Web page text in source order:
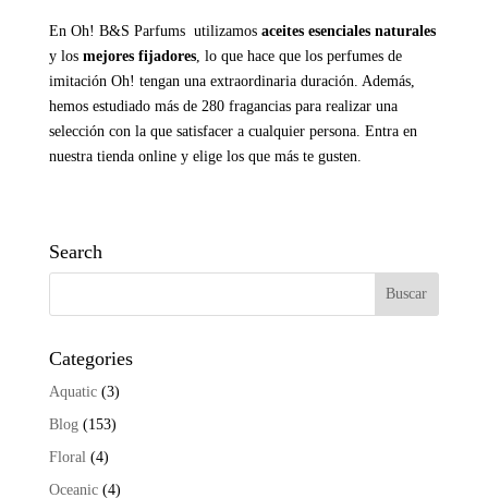
En Oh! B&S Parfums utilizamos aceites esenciales naturales
y los mejores fijadores, lo que hace que los perfumes de
imitación Oh! tengan una extraordinaria duración. Además,
hemos estudiado más de 280 fragancias para realizar una
selección con la que satisfacer a cualquier persona. Entra en
nuestra tienda onliney elige los que más te gusten.
Search
Categories
Aquatic(3)
Blog(153)
Floral (4)
Oceanic(4)